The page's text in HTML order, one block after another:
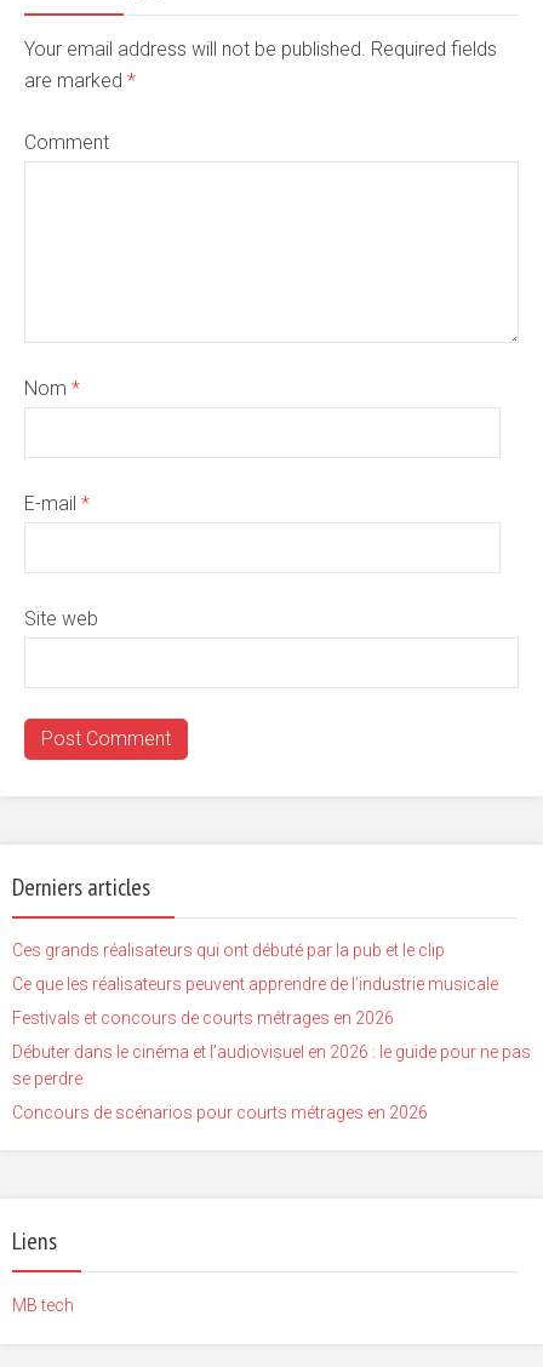
Your email address will not be published. Required fields
are marked *
Comment
Nom *
E-mail *
Site web
Derniers articles
Ces grands réalisateurs qui ont débuté par la pub et le clip
Ce que les réalisateurs peuvent apprendre de l’industrie musicale
Festivals et concours de courts métrages en 2026
Débuter dans le cinéma et l’audiovisuel en 2026 : le guide pour ne pas
se perdre
Concours de scénarios pour courts métrages en 2026
Liens
MB tech